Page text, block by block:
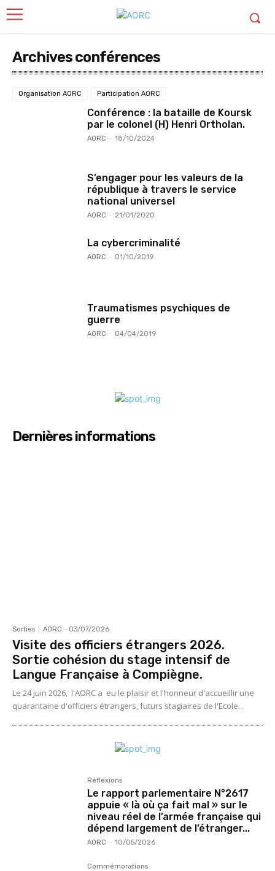
Archives conférences
Organisation AORC Participation AORC
Conférence : la bataille de Koursk
par le colonel (H) Henri Ortholan.
AORC - 18/10/2024
S’engager pour les valeurs de la
république à travers le service
national universel
AORC - 21/01/2020
La cybercriminalité
AORC - 01/10/2019
Traumatismes psychiques de
guerre
AORC - 04/04/2019
Dernières informations
Sorties AORC - 03/07/2026
Visite des officiers étrangers 2026.
Sortie cohésion du stage intensif de
Langue Française à Compiègne.
Le 24 juin 2026, l'AORC a eu le plaisir et l'honneur d'accueillir une
quarantaine d'officiers étrangers, futurs stagiaires de l'Ecole...
Réflexions
Le rapport parlementaire N°2617
appuie « là où ça fait mal » sur le
niveau réel de l’armée française qui
dépend largement de l’étranger...
AORC - 10/05/2026
Commémorations